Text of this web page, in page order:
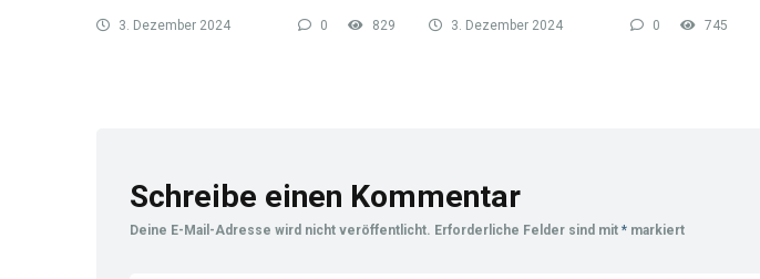
3. Dezember 2024 0 829 3. Dezember 2024 0 745
Schreibe einen Kommentar
Deine E-Mail-Adresse wird nicht veröffentlicht. Erforderliche Felder sind mit * markiert